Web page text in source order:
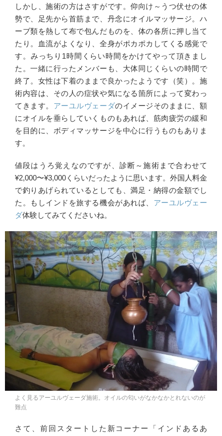
しかし、施術の方はさすがです。仰向け～うつ伏せの体
勢で、足先から首筋まで、丹念にオイルマッサージ。ハ
ーブ類を熱して布で包んだものを、体の各所に押し当て
たり。血流がよくなり、全身がポカポカしてくる感覚で
す。みっちり1時間くらい時間をかけてやって頂きまし
た。一緒に行ったメンバーも、大体同じくらいの時間で
終了。女性は下着のままで良かったようです（笑）。施
術内容は、その人の症状や気になる箇所によって変わっ
てきます。 アーユルヴェーダのイメージそのままに、額
にオイルを垂らしていくものもあれば、筋肉疲労の緩和
を目的に、ボディマッサージを中心に行うものもありま
す。
値段はうろ覚えなのですが、診断～施術まで合わせて
¥2,000〜¥3,000くらいだったように思います。外国人料金
で釣りあげられているとしても、満足・納得の金額でし
た。もしインドを旅する機会があれば、 アーユルヴェー
ダ体験してみてくださいね。
よく見るアーユルヴェーダ施術。オイルの匂いがなかなかとれないのが
難点
さて、前回スタートした新コーナー「インドあるあ